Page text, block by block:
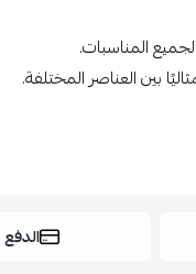
لجميع المناسبات.
بين العناصر المختلفة.
الدفع